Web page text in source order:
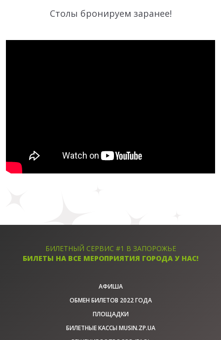
Столы бронируем заранее!
БИЛЕТНЫЙ СЕРВИС #1 В ЗАПОРОЖЬЕ
БИЛЕТЫ НА ВСЕ МЕРОПРИЯТИЯ ГОРОДА У НАС!
АФИША
ОБМЕН БИЛЕТОВ 2022 ГОДА
ПЛОЩАДКИ
БИЛЕТНЫЕ КАССЫ MUSIN.ZP.UA